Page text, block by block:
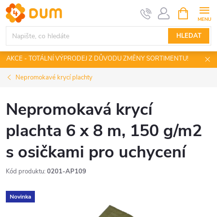
Přejít
na
obsah
HLEDAT
NÁKUPNÍ
KOŠÍK
AKCE - TOTÁLNÍ VÝPRODEJ Z DŮVODU ZMĚNY SORTIMENTU!
Nepromokavé krycí plachty
Nepromokavá krycí
plachta 6 x 8 m, 150 g/m2
s osičkami pro uchycení
Kód produktu: 0201-AP109
Novinka